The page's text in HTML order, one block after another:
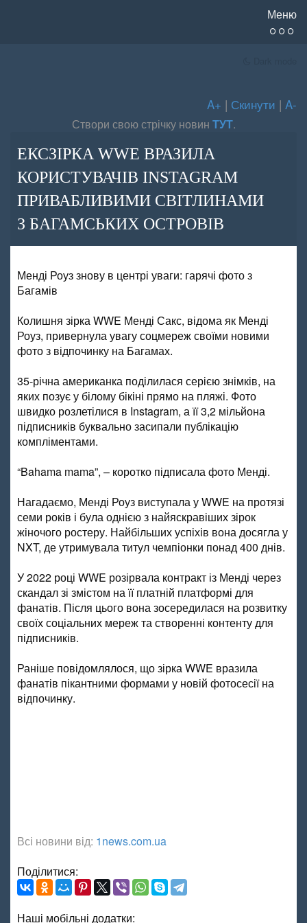
Меню
A+ | Скинути | A-
Створи свою стрічку новин ТУТ.
ЕКСЗІРКА WWE ВРАЗИЛА
КОРИСТУВАЧІВ INSTAGRAM
ПРИВАБЛИВИМИ СВІТЛИНАМИ
З БАГАМСЬКИХ ОСТРОВІВ
Менді Роуз знову в центрі уваги: гарячі фото з
Багамів
Колишня зірка WWE Менді Сакс, відома як Менді
Роуз, привернула увагу соцмереж своїми новими
фото з відпочинку на Багамах.
35-річна американка поділилася серією знімків, на
яких позує у білому бікіні прямо на пляжі. Фото
швидко розлетілися в Instagram, а її 3,2 мільйона
підписників буквально засипали публікацію
компліментами.
“Bahama mama”, – коротко підписала фото Менді.
Нагадаємо, Менді Роуз виступала у WWE на протязі
семи років і була однією з найяскравіших зірок
жіночого ростеру. Найбільших успіхів вона досягла у
NXT, де утримувала титул чемпіонки понад 400 днів.
У 2022 році WWE розірвала контракт із Менді через
скандал зі змістом на її платній платформі для
фанатів. Після цього вона зосередилася на розвитку
своїх соціальних мереж та створенні контенту для
підписників.
Раніше повідомлялося, що зірка WWE вразила
фанатів пікантними формами у новій фотосесії на
відпочинку.
Всі новини від: 1news.com.ua
Поділитися:
Наші мобільні додатки: